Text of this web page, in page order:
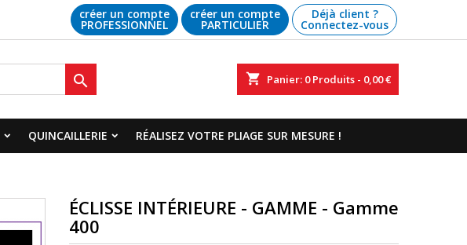
Déjà client ?
Connectez-vous
créer un compte
PARTICULIER
créer un compte
PROFESSIONNEL
shopping_cart Panier: 0Produits - 0,00 €

QUINCAILLERIE RÉALISEZ VOTRE PLIAGE SUR MESURE !
ÉCLISSE INTÉRIEURE - GAMME - Gamme
400